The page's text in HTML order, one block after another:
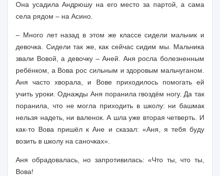
Она усадила Андрюшу на его место за партой, а сама
села рядом – на Асино.
– Много лет назад в этом же классе сидели мальчик и
девочка. Сидели так же, как сейчас сидим мы. Мальчика
звали Вовой, а девочку – Аней. Аня росла болезненным
ребёнком, а Вова рос сильным и здоровым мальчуганом.
Аня часто хворала, и Вове приходилось помогать ей
учить уроки. Однажды Аня поранила гвоздём ногу. Да так
поранила, что не могла приходить в школу: ни башмак
нельзя надеть, ни валенок. А шла уже вторая четверть. И
как-то Вова пришёл к Ане и сказал: «Аня, я тебя буду
возить в школу на саночках».
Аня обрадовалась, но запротивилась: «Что ты, что ты,
Вова!